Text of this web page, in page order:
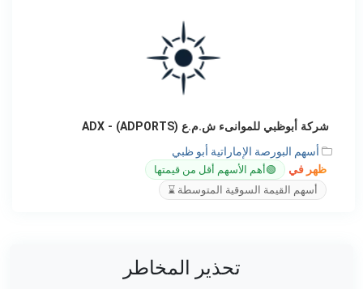
شركة أبوظبي للموانىء ش.م.ع (ADPORTS) - ADX
أسهم البورصة الإماراتية أبو ظبي
ظهر في
🟢 أهم الأسهم أقل من قيمتها
أسهم القيمة السوقية المتوسطة ⌛
تحذير المخاطر